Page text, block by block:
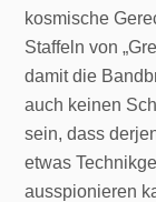
kosmische
Staffeln von
damit die
auch keinen
sein, dass
etwas
ausspionieren